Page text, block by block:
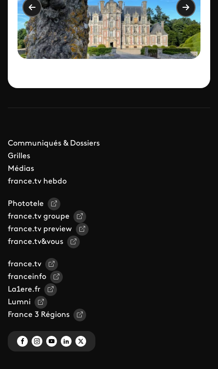
Communiqués & Dossiers
Grilles
Médias
france.tv hebdo
Phototele
france.tv groupe
france.tv preview
france.tv&vous
france.tv
franceinfo
La1ere.fr
Lumni
France 3 Régions